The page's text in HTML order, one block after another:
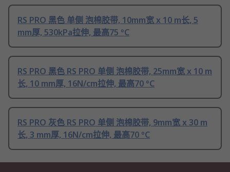
RS PRO 黑色 单侧 泡棉胶带, 10mm宽 x 10 m长, 5
mm厚, 530kPa拉伸, 最高75 °C
RS PRO 黑色 RS PRO 单侧 泡棉胶带, 25mm宽 x 10 m
长, 10 mm厚, 16N/cm拉伸, 最高70 °C
RS PRO 灰色 RS PRO 单侧 泡棉胶带, 9mm宽 x 30 m
长, 3 mm厚, 16N/cm拉伸, 最高70 °C